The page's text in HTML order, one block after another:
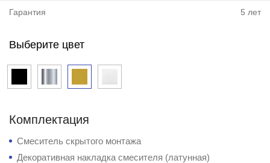
Гарантия 5 лет
Выберите цвет
Комплектация
Смеситель скрытого монтажа
Декоративная накладка смесителя (латунная)